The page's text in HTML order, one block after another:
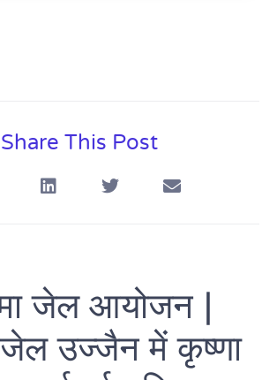
Share This Post
जेल आयोजन |
उज्जैन में कृष्णा